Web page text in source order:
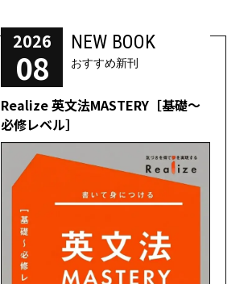
2026
08
NEW BOOK
おすすめ新刊
Realize 英文法MASTERY［基礎～
必修レベル］